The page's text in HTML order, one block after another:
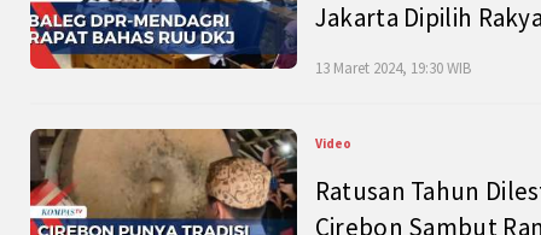
Jakarta Dipilih
13 Maret 2024, 19:30 WIB
Video
Ratusan Tahun
Cirebon Sambut